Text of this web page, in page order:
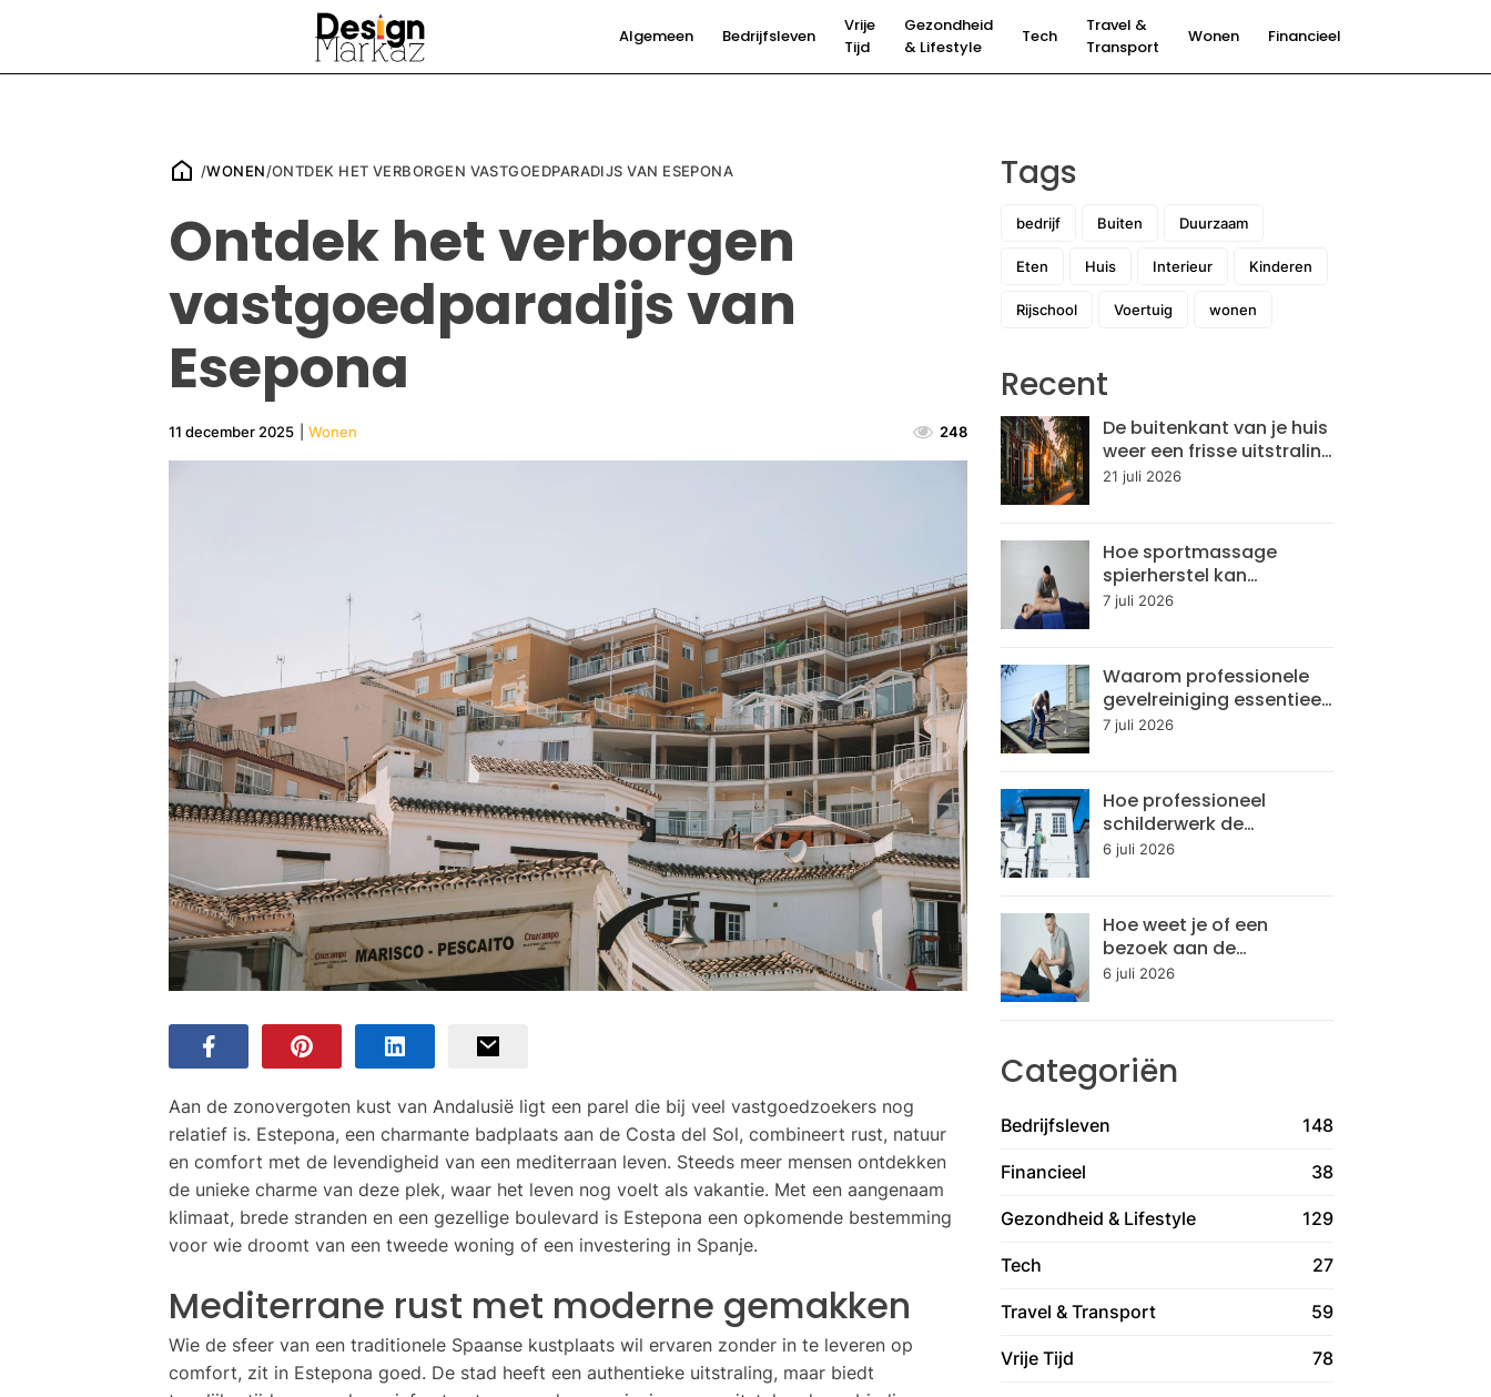
Algemeen Bedrijfsleven
Vrije
Tijd
Gezondheid
& Lifestyle
Tech
Travel &
Transport
Wonen Financieel
/WONEN/ONTDEK HET VERBORGEN VASTGOEDPARADIJS VAN ESEPONA
Ontdek het verborgen
vastgoedparadijs van
Esepona
11 december 2025 Wonen 248
Aan de zonovergoten kust van Andalusië ligt een parel die bij veel vastgoedzoekers nog
relatief is. Estepona, een charmante badplaats aan de Costa del Sol, combineert rust, natuur
en comfort met de levendigheid van een mediterraan leven. Steeds meer mensen ontdekken
de unieke charme van deze plek, waar het leven nog voelt als vakantie. Met een aangenaam
klimaat, brede stranden en een gezellige boulevard is Estepona een opkomende bestemming
voor wie droomt van een tweede woning of een investering in Spanje.
Mediterrane rust met moderne gemakken
Wie de sfeer van een traditionele Spaanse kustplaats wil ervaren zonder in te leveren op
comfort, zit in Estepona goed. De stad heeft een authentieke uitstraling, maar biedt
Tags
bedrijf Buiten Duurzaam
Eten Huis Interieur Kinderen
Rijschool Voertuig wonen
Recent
De buitenkant van je huis
weer een frisse uitstraling
geven: hoe pak je dit
21 juli 2026
Hoe sportmassage
spierherstel kan
versnellen
7 juli 2026
Waarom professionele
gevelreiniging essentieel
is voor
7 juli 2026
Hoe professioneel
schilderwerk de
levensduur van je woning
6 juli 2026
Hoe weet je of een
bezoek aan de
chiropractor nodig is
6 juli 2026
Categoriën
Bedrijfsleven 148
Financieel 38
Gezondheid & Lifestyle 129
Tech 27
Travel & Transport 59
Vrije Tijd 78